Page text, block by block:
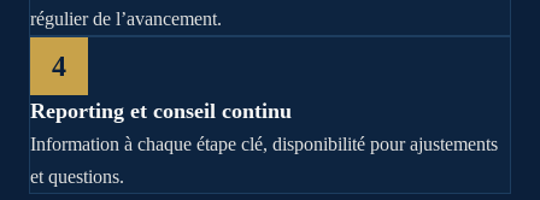
régulier de l’avancement.
4
Reporting et conseil continu
Information à chaque étape clé, disponibilité pour ajustements
et questions.